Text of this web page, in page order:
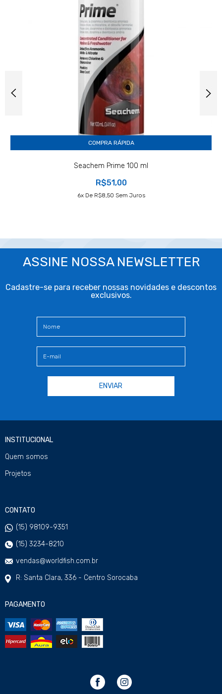
COMPRA RÁPIDA
Seachem Prime 100 ml
R$51,00
6X De R$8,50 Sem Juros
ASSINE NOSSA NEWSLETTER
Cadastre-se para receber nossas novidades e descontos
exclusivos.
INSTITUCIONAL
Quem somos
Projetos
CONTATO
(15) 98109-9351
(15) 3234-8210
vendas@worldfish.com.br
R: Santa Clara, 336 - Centro Sorocaba
PAGAMENTO